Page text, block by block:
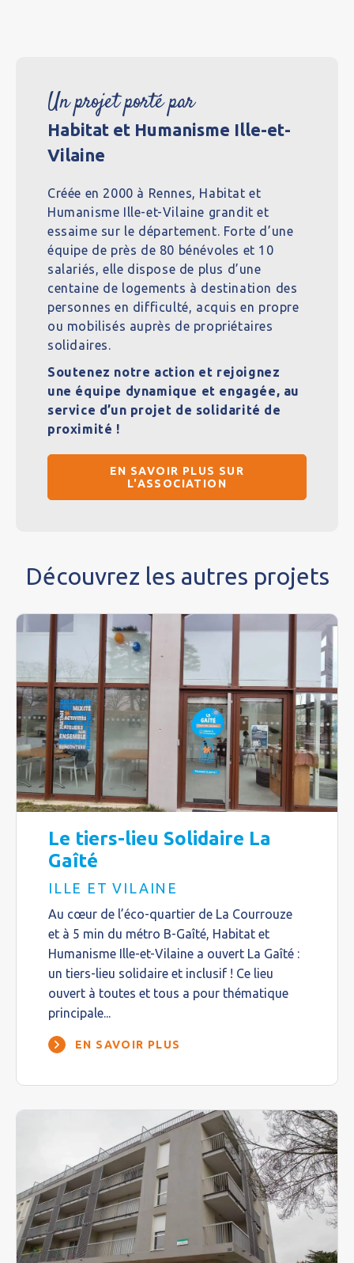
Un projet porté par
Habitat et Humanisme Ille-et-
Vilaine
Créée en 2000 à Rennes, Habitat et
Humanisme Ille-et-Vilaine grandit et
essaime sur le département. Forte d’une
équipe de près de 80 bénévoles et 10
salariés, elle dispose de plus d’une
centaine de logements à destination des
personnes en difficulté, acquis en propre
ou mobilisés auprès de propriétaires
solidaires.
Soutenez notre action et rejoignez
une équipe dynamique et engagée, au
service d’un projet de solidarité de
proximité !
EN SAVOIR PLUS SUR
L'ASSOCIATION
Découvrez les autres projets
Le tiers-lieu Solidaire La
Gaîté
ILLE ET VILAINE
Au cœur de l’éco-quartier de La Courrouze
et à 5 min du métro B-Gaîté, Habitat et
Humanisme Ille-et-Vilaine a ouvert La Gaîté :
un tiers-lieu solidaire et inclusif ! Ce lieu
ouvert à toutes et tous a pour thématique
principale...
EN SAVOIR PLUS